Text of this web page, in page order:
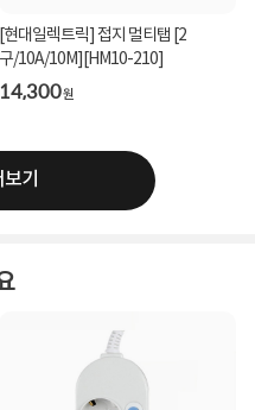
[현대일렉트릭] 접지 멀티탭 [2
구/10A/10M][HM10-210]
14,300원
기